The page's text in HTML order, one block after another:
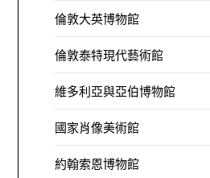
倫敦大英博物館
倫敦泰特現代藝術館
維多利亞與亞伯博物館
國家肖像美術館
約翰索恩博物館